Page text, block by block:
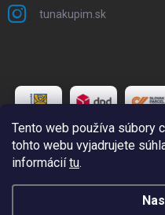
Tento web používa súbory
tohto webu vyjadrujete
informáciítu.
tunakupim.sk